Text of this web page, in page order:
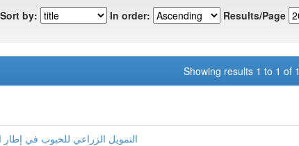
Sort by: In order: Results/Page
Showing results 1 to 1 of 1
التمويل الزراعي للحبوب في إطار